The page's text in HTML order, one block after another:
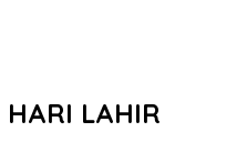
HARI LAHIR